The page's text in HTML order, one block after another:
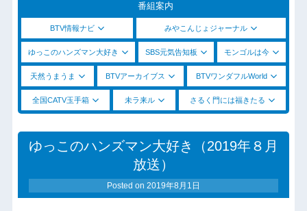
番組案内
BTV情報ナビ みやこんじょジャーナル
ゆっこのハンズマン大好き SBS元気告知板 モンゴルは今
天然うまうま BTVアーカイブス BTVワンダフルWorld
全国CATV玉手箱 未ラ来ル さるく門には福きたる
ゆっこのハンズマン大好き（2019年８月
放送）
Posted on 2019年8月1日